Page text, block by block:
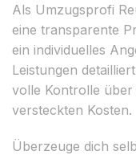
Als Umzugsprofi
eine transparente
ein individuelles
Leistungen
volle Kontrolle über
versteckten Kosten.
Überzeuge dich